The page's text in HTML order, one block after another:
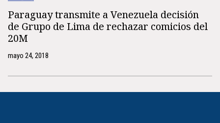
Paraguay transmite a Venezuela decisión
de Grupo de Lima de rechazar comicios del
20M
mayo 24, 2018